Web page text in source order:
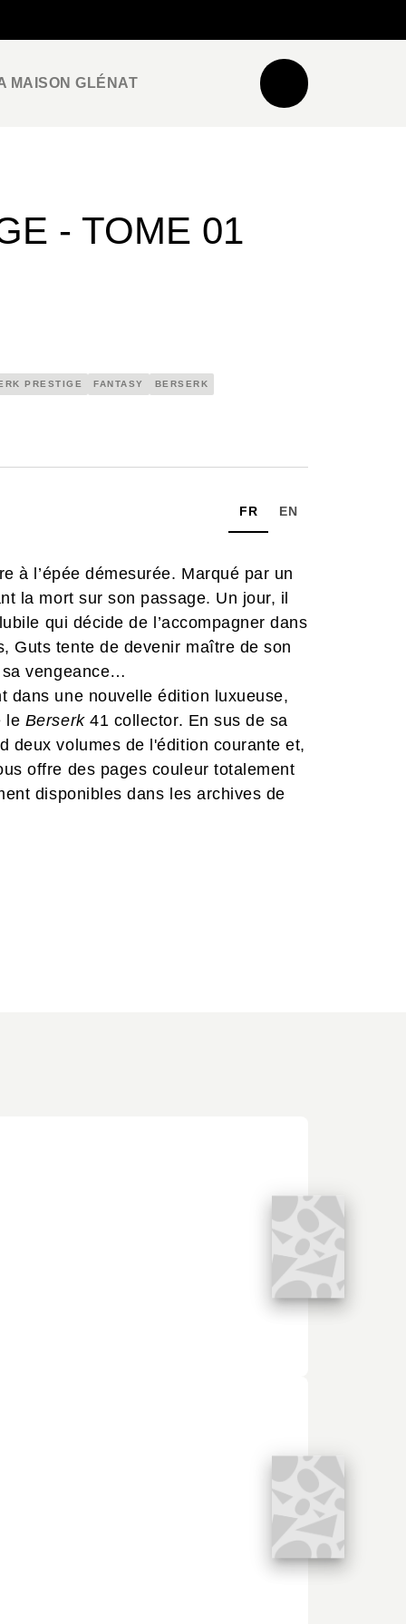
MAISON GLÉNAT
- TOME 01
PRESTIGE FANTASY BERSERK
FR EN
à l’épée démesurée. Marqué par un
la mort sur son passage. Un jour, il
qui décide de l’accompagner dans
Guts tente de devenir maître de son
vengeance…
dans une nouvelle édition luxueuse,
le Berserk41 collector. En sus de sa
deux volumes de l'édition courante et,
offre des pages couleur totalement
disponibles dans les archives de